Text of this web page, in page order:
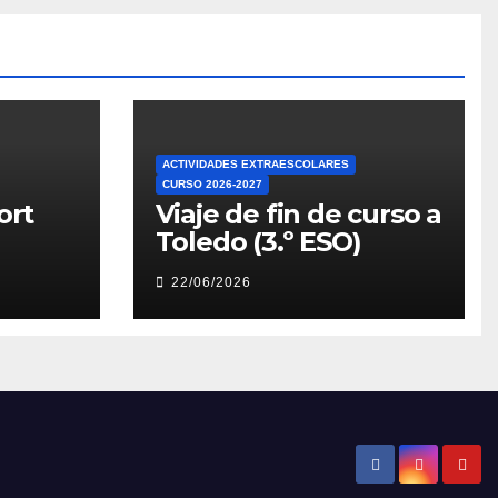
ACTIVIDADES EXTRAESCOLARES
CURSO 2026-2027
Viaje de fin de curso a
Toledo (3.º ESO)
22/06/2026